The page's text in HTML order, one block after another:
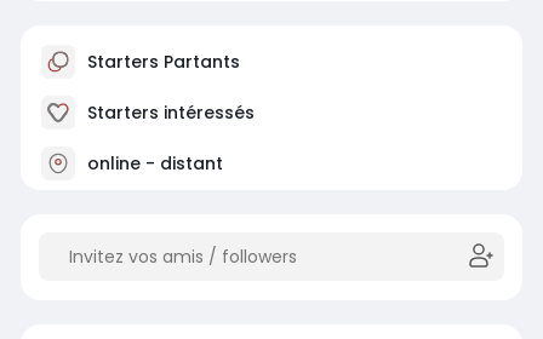
Starters Partants
Starters intéressés
online - distant